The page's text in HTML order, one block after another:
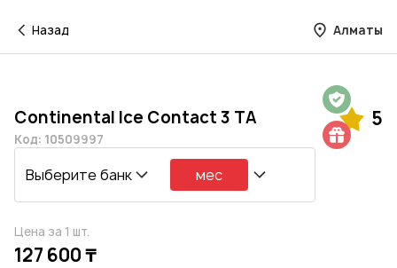
Назад Алматы
Continental Ice Contact 3 TA 5
Код: 10509997
Выберите банк мес
Цена за 1 шт.
127 600 ₸